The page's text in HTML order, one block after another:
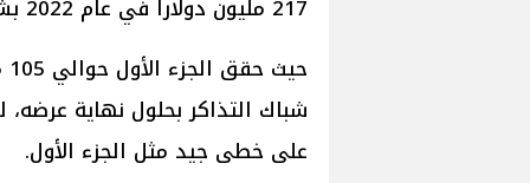
217 مليون دولاراً في عام 2022 بشباك التذاكر العالمي وحقق نجاحًا كبيرًا وقتها.
على خطى جيد مثل الجزء الأول.